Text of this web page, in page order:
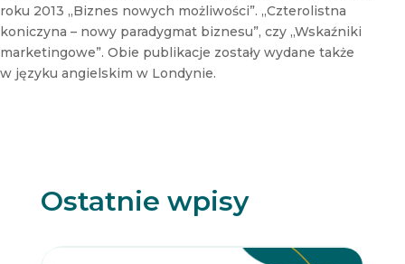
roku 2013 „Biznes nowych możliwości”. „Czterolistna
koniczyna – nowy paradygmat biznesu”, czy „Wskaźniki
marketingowe”. Obie publikacje zostały wydane także
w języku angielskim w Londynie.
Ostatnie wpisy